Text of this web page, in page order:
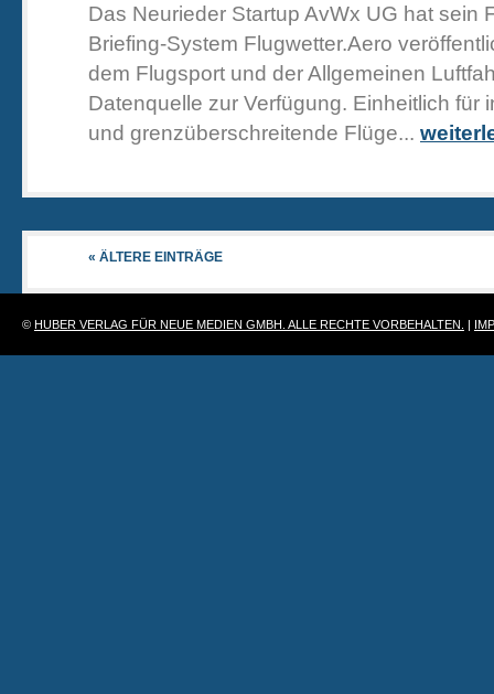
Das Neurieder Startup AvWx UG hat sein
Briefing-System Flugwetter.Aero
dem Flugsport und der Allgemeinen
Datenquelle zur Verfügung. Einheitlich für
und grenzüberschreitende Flüge...
« ÄLTERE EINTRÄGE
© HUBER VERLAG FÜR NEUE MEDIEN GMBH. ALLE RECHTE VORBEHALTEN. |